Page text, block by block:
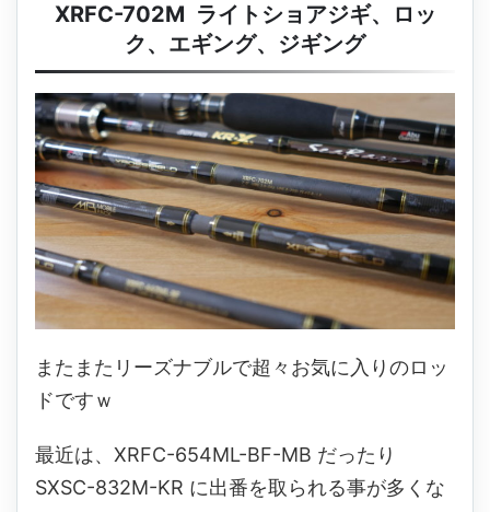
XRFC-702M ライトショアジギ、ロッ
ク、エギング、ジギング
またまたリーズナブルで超々お気に入りのロッ
ドですｗ
最近は、XRFC-654ML-BF-MB だったり
SXSC-832M-KR に出番を取られる事が多くな